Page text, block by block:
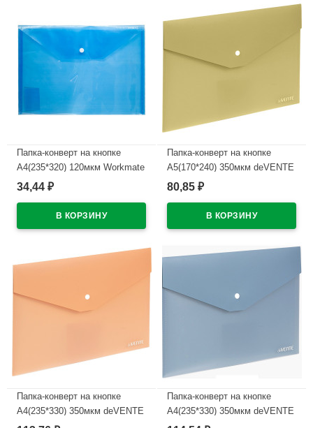
Папка-конверт на кнопке
А4(235*320) 120мкм Workmate
голубой (Ст.12/480)
34,44 ₽
Папка-конверт на кнопке
А5(170*240) 350мкм deVENTE
СигНАТУР (sigNATURE) олив
80,85 ₽
Папка-конверт на кнопке
А4(235*330) 350мкм deVENTE
СигНАТУР (sigNATURE) роз
Папка-конверт на кнопке
А4(235*330) 350мкм deVENTE
СигНАТУР (sigNATURE) син